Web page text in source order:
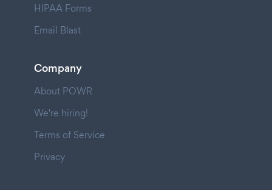
HIPAA Forms
Email Blast
Company
About POWR
We're hiring!
Terms of Service
Privacy